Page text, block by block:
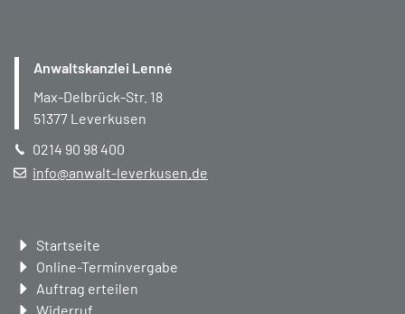
Anwaltskanzlei Lenné
Max-Delbrück-Str. 18
51377 Leverkusen
0214 90 98 400
info@anwalt-leverkusen.de
Navigation
überspringen
Startseite
Online-Terminvergabe
Auftrag erteilen
Widerruf